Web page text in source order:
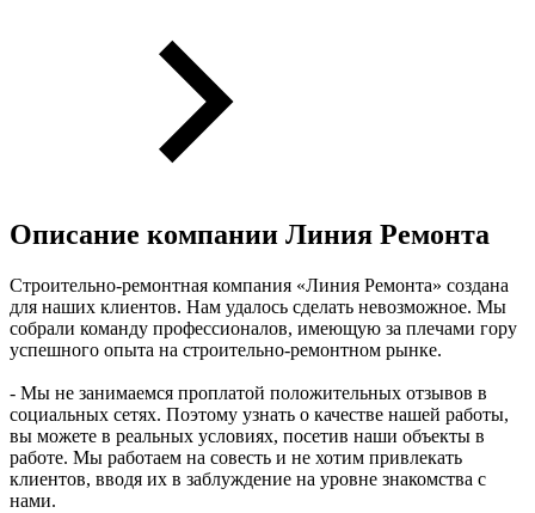
Описание компании Линия Ремонта
Строительно-ремонтная компания «Линия Ремонта» создана
для наших клиентов. Нам удалось сделать невозможное. Мы
собрали команду профессионалов, имеющую за плечами гору
успешного опыта на строительно-ремонтном рынке.
- Мы не занимаемся проплатой положительных отзывов в
социальных сетях. Поэтому узнать о качестве нашей работы,
вы можете в реальных условиях, посетив наши объекты в
работе. Мы работаем на совесть и не хотим привлекать
клиентов, вводя их в заблуждение на уровне знакомства с
нами.